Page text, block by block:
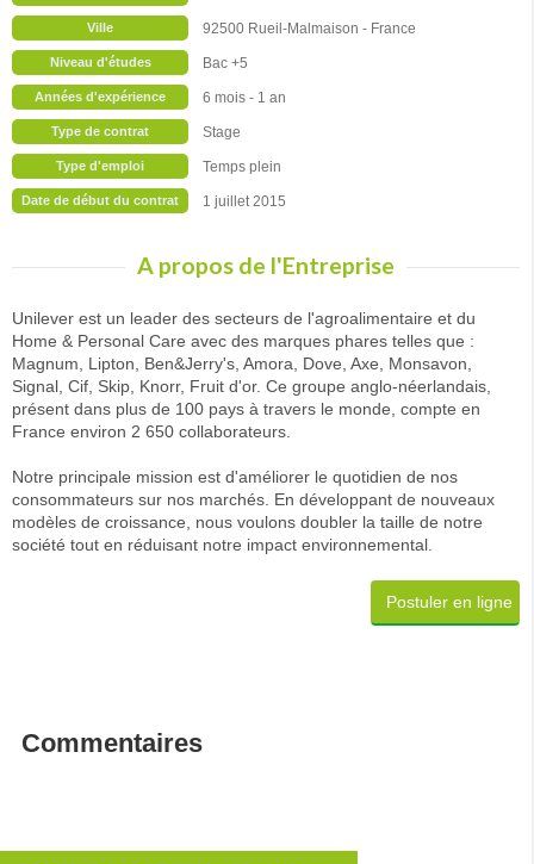
Ville 92500 Rueil-Malmaison - France
Niveau d'études Bac +5
Années d'expérience 6 mois - 1 an
Type de contrat Stage
Type d'emploi Temps plein
Date de début du contrat 1 juillet 2015
A propos de l'Entreprise
Unilever est un leader des secteurs de l'agroalimentaire et du
Home & Personal Care avec des marques phares telles que :
Magnum, Lipton, Ben&Jerry's, Amora, Dove, Axe, Monsavon,
Signal, Cif, Skip, Knorr, Fruit d'or. Ce groupe anglo-néerlandais,
présent dans plus de 100 pays à travers le monde, compte en
France environ 2 650 collaborateurs.
Notre principale mission est d'améliorer le quotidien de nos
consommateurs sur nos marchés. En développant de nouveaux
modèles de croissance, nous voulons doubler la taille de notre
société tout en réduisant notre impact environnemental.
Postuler en ligne
Commentaires